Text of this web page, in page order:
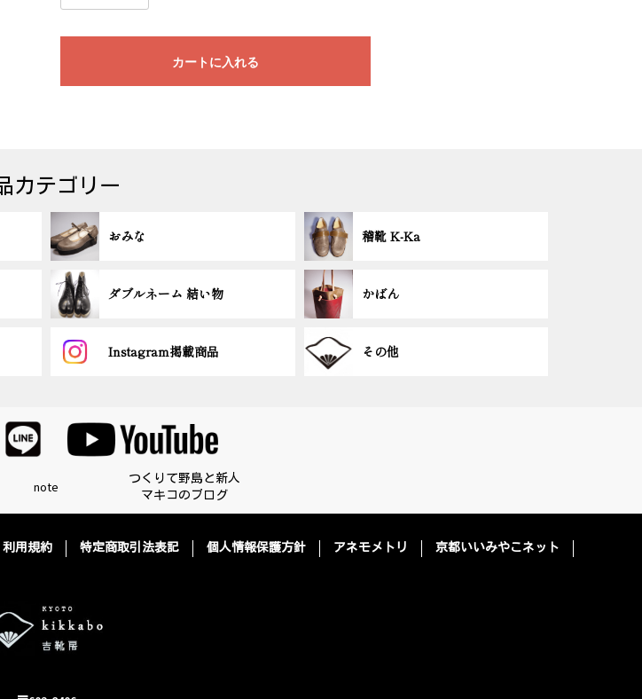
カートに入れる
カテゴリー
おみな 稽靴 K-Ka
ダブルネーム 結い物 かばん
Instagram掲載商品 その他
note
つくりて野島と新人
マキコのブログ
利用規約 特定商取引法表記 個人情報保護方針 アネモメトリ 京都いいみやこネット